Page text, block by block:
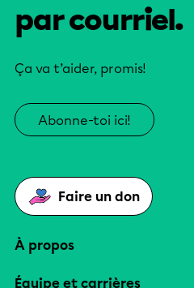
par courriel.
Ça va t’aider, promis!
Abonne-toi ici!
Faire un don
À propos
Équipe et carrières